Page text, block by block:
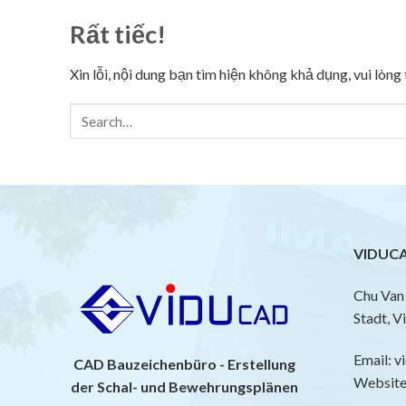
Rất tiếc!
Xin lỗi, nội dung bạn tìm hiện không khả dụng, vui
CAD Bauzeichenbüro - Erstellung
der Schal- und Bewehrungsplänen
Chu
Stadt,
Email: